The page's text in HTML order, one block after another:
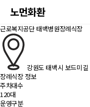
노먼화환
근로복지공단 태백병원장례식장
강원도 태백시 보드미
장례식장 정보
주차대수
120대
운영구분